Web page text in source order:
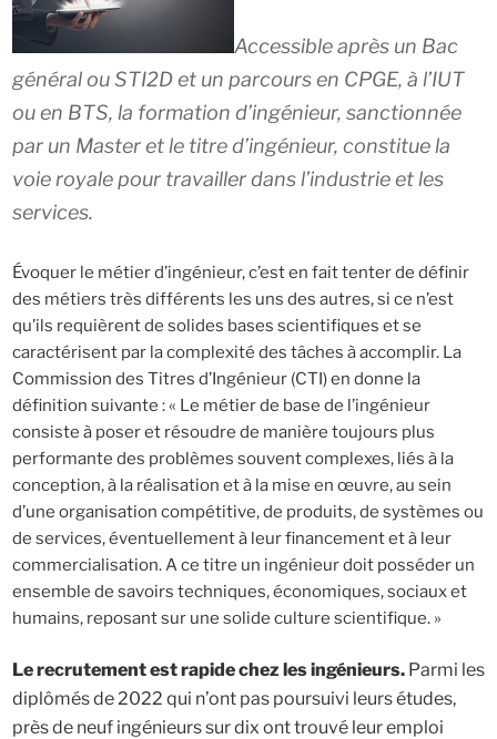
Accessible après un Bac
général ou STI2D et un parcours en CPGE, à l’IUT
ou en BTS, la formation d’ingénieur, sanctionnée
par un Master et le titre d’ingénieur, constitue la
voie royale pour travailler dans l’industrie et les
services.
Évoquer le métier d’ingénieur, c’est en fait tenter de définir
des métiers très différents les uns des autres, si ce n’est
qu’ils requièrent de solides bases scientifiques et se
caractérisent par la complexité des tâches à accomplir. La
Commission des Titres d’Ingénieur (CTI) en donne la
définition suivante : « Le métier de base de l’ingénieur
consiste à poser et résoudre de manière toujours plus
performante des problèmes souvent complexes, liés à la
conception, à la réalisation et à la mise en œuvre, au sein
d’une organisation compétitive, de produits, de systèmes ou
de services, éventuellement à leur financement et à leur
commercialisation. A ce titre un ingénieur doit posséder un
ensemble de savoirs techniques, économiques, sociaux et
humains, reposant sur une solide culture scientifique. »
Le recrutement est rapide chez les ingénieurs.Parmi les
diplômés de 2022 qui n’ont pas poursuivi leurs études,
près de neuf ingénieurs sur dix ont trouvé leur emploi